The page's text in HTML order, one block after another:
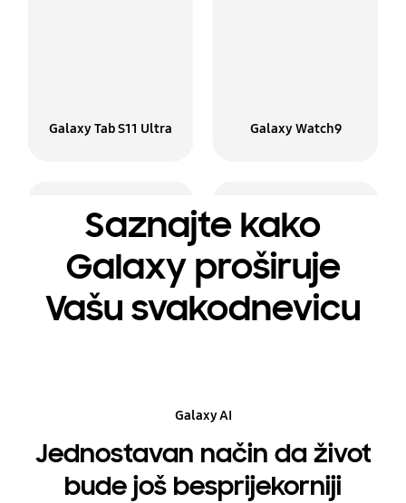
Galaxy Tab S11 Ultra Galaxy Watch9
Saznajte kako
Galaxy proširuje
Vašu svakodnevicu
Galaxy AI
Jednostavan način da život
bude još besprijekorniji